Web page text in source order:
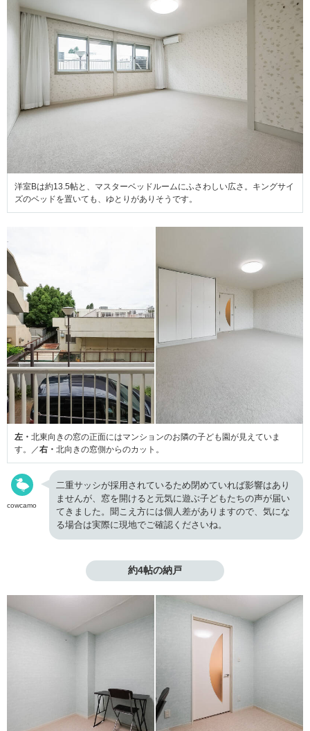
洋室Bは約13.5帖と、マスターベッドルームにふさわしい広さ。キングサイ
ズのベッドを置いても、ゆとりがありそうです。
左・ 北東向きの窓の正面にはマンションのお隣の子ども園が見えていま
す。／右・ 北向きの窓側からのカット。
cowcamo
二重サッシが採用されているため閉めていれば影響はあり
ませんが、窓を開けると元気に遊ぶ子どもたちの声が届い
てきました。聞こえ方には個人差がありますので、気にな
る場合は実際に現地でご確認くださいね。
約4帖の納戸